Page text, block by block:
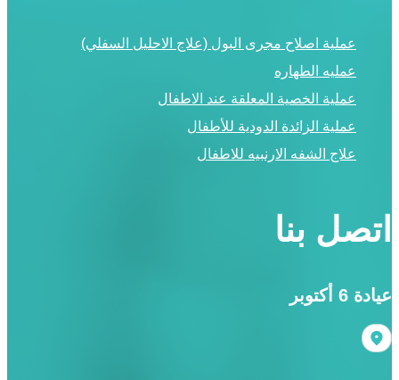
اتصل بنا
عيادة 6 أكتوبر
عملية اصلاح مجرى البول (علاج الاحليل السفلي)
عمليه الطهاره
عملية الخصية المعلقة عند الاطفال
عملية الزائدة الدودية للأطفال
علاج الشفه الارنبيه للاطفال